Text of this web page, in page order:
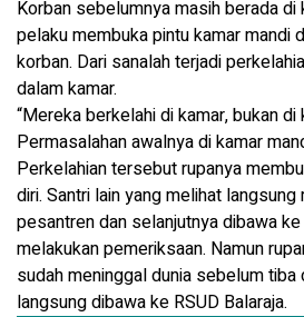
Korban sebelumnya masih berada di
pelaku membuka pintu kamar mandi
korban. Dari sanalah terjadi
dalam kamar.
“Mereka berkelahi di kamar, bukan di
Permasalahan awalnya di kamar
Perkelahian tersebut rupanya
diri. Santri lain yang melihat
pesantren dan selanjutnya dibawa
melakukan pemeriksaan. Namun
sudah meninggal dunia sebelum tiba
langsung dibawa ke RSUD Balaraja.